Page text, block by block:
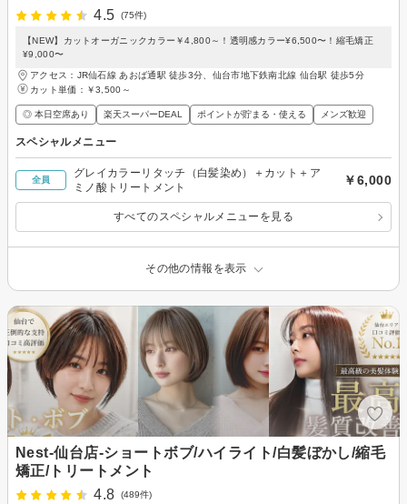
4.5 (75件)
【NEW】カットオーガニックカラー￥4,800～！透明感カラー¥6,500〜！縮毛矯正
¥9,000〜
アクセス：JR仙石線 あおば通駅 徒歩3分、仙台市地下鉄南北線 仙台駅 徒歩5分
カット単価： ￥3,500～
◎ 本日空席あり 楽天スーパーDEAL ポイントが貯まる・使える メンズ歓迎
スペシャルメニュー
全員
グレイカラーリタッチ（白髪染め）＋カット＋ア
ミノ酸トリートメント
￥6,000
すべてのスペシャルメニューを見る
その他の情報を表示
Nest‐仙台店‐ショートボブ/ハイライト/白髪ぼかし/縮毛
矯正/トリートメント
4.8
(489件)